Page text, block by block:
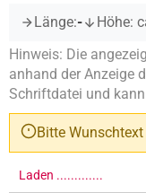
Länge:- Höhe:
Hinweis: Die
anhand der Anzeige
Schriftdatei und
Bitte
Laden ..............